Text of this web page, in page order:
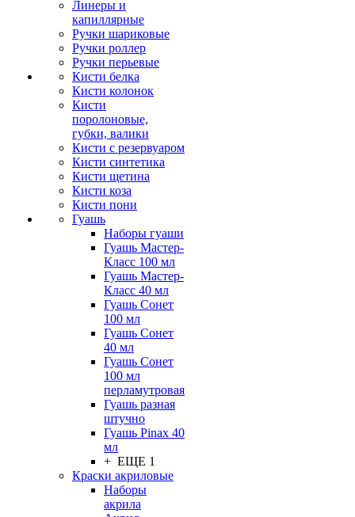
Линеры и
капиллярные
Ручки шариковые
Ручки роллер
Ручки перьевые
Кисти белка
Кисти колонок
Кисти
поролоновые,
губки, валики
Кисти с резервуаром
Кисти синтетика
Кисти щетина
Кисти коза
Кисти пони
Гуашь
Наборы гуаши
Гуашь Мастер-
Класс 100 мл
Гуашь Мастер-
Класс 40 мл
Гуашь Сонет
100 мл
Гуашь Сонет
40 мл
Гуашь Сонет
100 мл
перламутровая
Гуашь разная
штучно
Гуашь Pinax 40
мл
+ ЕЩЕ 1
Краски акриловые
Наборы
акрила